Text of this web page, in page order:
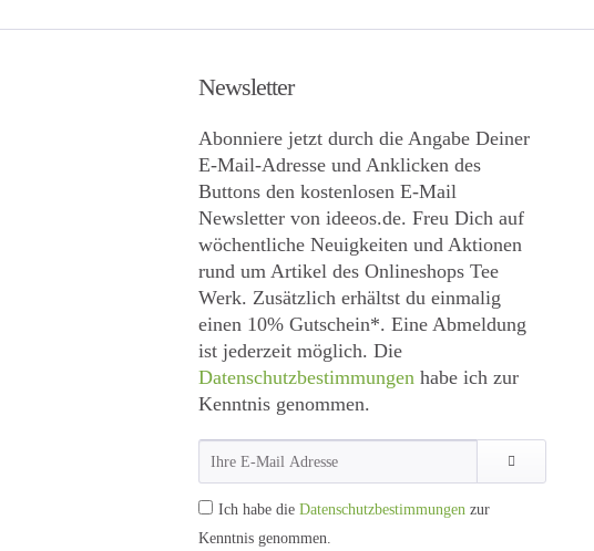
Newsletter
Abonniere jetzt durch die Angabe Deiner
E-Mail-Adresse und Anklicken des
Buttons den kostenlosen E-Mail
Newsletter von ideeos.de. Freu Dich auf
wöchentliche Neuigkeiten und Aktionen
rund um Artikel des Onlineshops Tee
Werk. Zusätzlich erhältst du einmalig
einen 10% Gutschein*. Eine Abmeldung
ist jederzeit möglich. Die
Datenschutzbestimmungen habe ich zur
Kenntnis genommen.
Ich habe die Datenschutzbestimmungen zur
Kenntnis genommen.